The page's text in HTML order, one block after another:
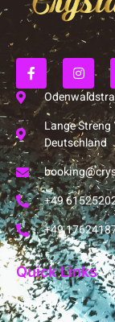
Lange
Deutschland
+49
+49
Quick Links
About Us